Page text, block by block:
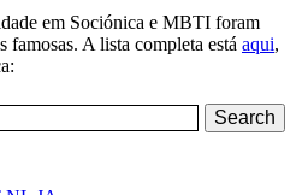
em Sociónica e MBTI foram
famosas. A lista completa está aqui,